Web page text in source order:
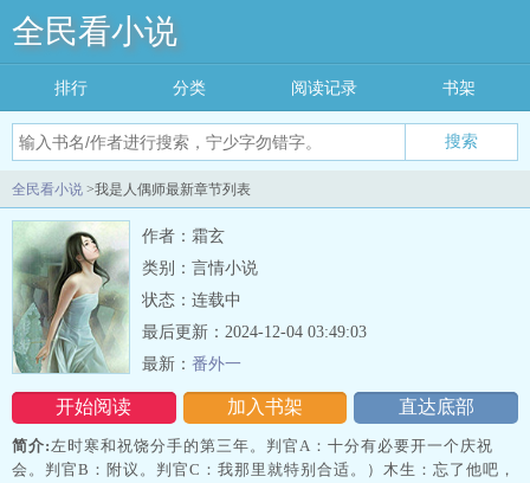
全民看小说
搜索
排行 分类 阅读记录 书架
全民看小说 >我是人偶师最新章节列表
作者：霜玄
类别：言情小说
状态：连载中
开始阅读 加入书架 直达底部
最后更新：2024-12-04 03:49:03
最新： 番外一
简介:左时寒和祝饶分手的第三年。判官A：十分有必要开一个庆祝
会。判官B：附议。判官C：我那里就特别合适。）木生：忘了他吧，